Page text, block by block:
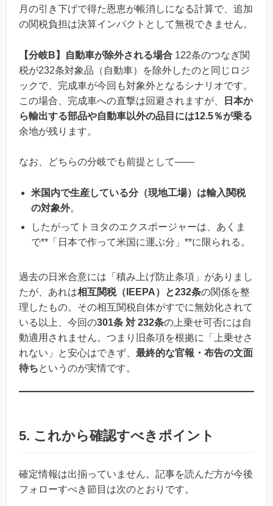
月の引き下げで得た恩恵が帳消しになる計算で、追加
の関税負担は決算インパクトとして無視できません。
【分岐B】自動車が除外される場合 122条のつなぎ関
税が232条対象品（自動車）を除外したのと同じロジ
ックで、完成車が今回も対象外となるシナリオです。
この場合、完成車への直撃は回避されますが、
日本か
ら輸出する部品や自動車以外の品目には12.5％が乗る
余地が残ります。
なお、どちらの分岐でも前提として——
米国内で生産している分（現地工場）は輸入関税
の対象外。
したがってトヨタのエクスポージャーは、あくま
で**「日本で作って米国に運ぶ分」**に限られる。
過去の日米合意には「積み上げ防止条項」がありまし
たが、あれは相互関税（IEEPA）と232条の関係を整
理したもの。その相互関税自体がすでに無効化されて
いる以上、今回の301条 対 232条の上乗せ可否には自
動適用されません。つまり旧条項を根拠に「上乗せさ
れない」と安心はできず、 最終的な官報・布告の文面
待ちというのが実情です。
5. これから確認すべきポイント
確定情報は出揃っていません。記事を読んだ方が今後
フォローすべき節目は次のとおりです。